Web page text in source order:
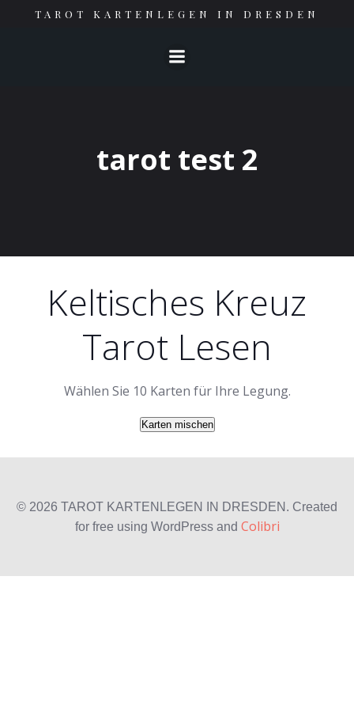
Springe
Inhalt
TAROT KARTENLEGEN IN DRESDEN
tarot test 2
Keltisches Kreuz
Tarot Lesen
Wählen Sie 10 Karten für Ihre Legung.
Karten mischen
© 2026 TAROT KARTENLEGEN IN DRESDEN. Created
for free using WordPress and Colibri